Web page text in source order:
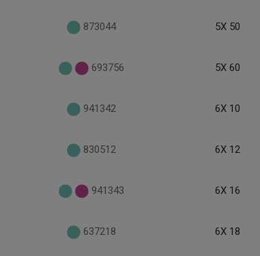
873044 5X 50
693756 5X 60
941342 6X 10
830512 6X 12
941343 6X 16
637218 6X 18